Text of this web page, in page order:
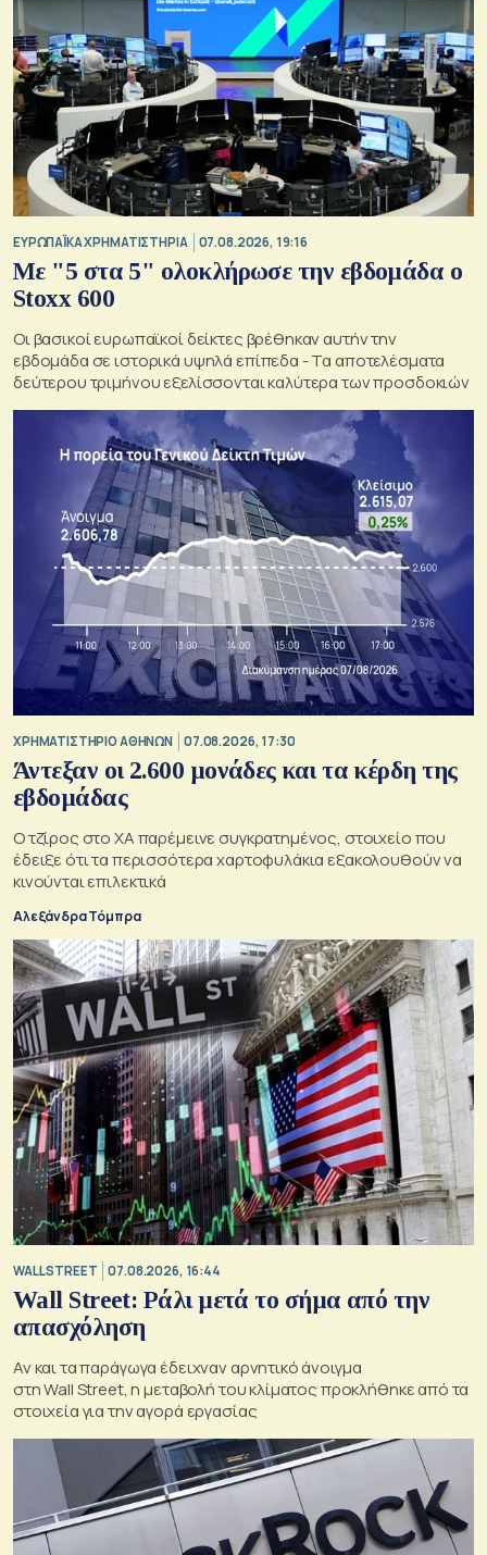
ΕΥΡΩΠΑΪΚΑ ΧΡΗΜΑΤΙΣΤΗΡΙΑ 07.08.2026, 19:16
Με "5 στα 5" ολοκλήρωσε την εβδομάδα ο
Stoxx 600
Οι βασικοί ευρωπαϊκοί δείκτες βρέθηκαν αυτήν την
εβδομάδα σε ιστορικά υψηλά επίπεδα - Τα αποτελέσματα
δεύτερου τριμήνου εξελίσσονται καλύτερα των προσδοκιών
XΡΗΜΑΤΙΣΤΗΡΙΟ ΑΘΗΝΩΝ 07.08.2026, 17:30
Άντεξαν οι 2.600 μονάδες και τα κέρδη της
εβδομάδας
Ο τζίρος στο ΧΑ παρέμεινε συγκρατημένος, στοιχείο που
έδειξε ότι τα περισσότερα χαρτοφυλάκια εξακολουθούν να
κινούνται επιλεκτικά
Αλεξάνδρα Τόμπρα
WALL STREET 07.08.2026, 16:44
Wall Street: Ράλι μετά το σήμα από την
απασχόληση
Αν και τα παράγωγα έδειχναν αρνητικό άνοιγμα
στη Wall Street, η μεταβολή του κλίματος προκλήθηκε από τα
στοιχεία για την αγορά εργασίας